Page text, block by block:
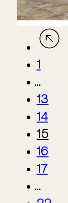
1
…
13
14
15
16
17
…